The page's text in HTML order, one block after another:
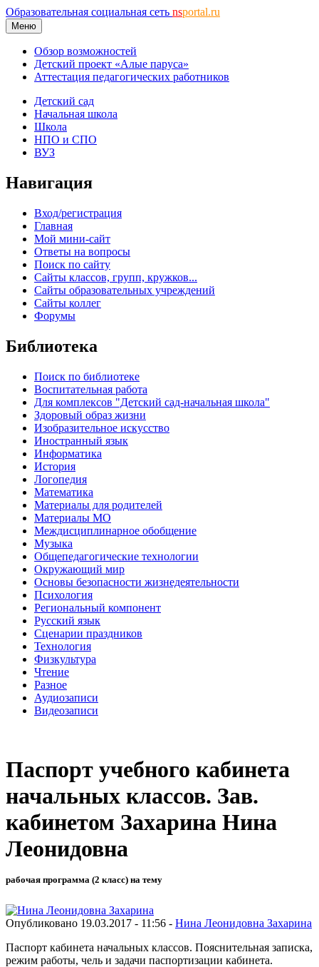
Образовательная социальная сеть nsportal.ru
Меню
Обзор возможностей
Детский проект «Алые паруса»
Аттестация педагогических работников
Детский сад
Начальная школа
Школа
НПО и СПО
ВУЗ
Навигация
Вход/регистрация
Главная
Мой мини-сайт
Ответы на вопросы
Поиск по сайту
Сайты классов, групп, кружков...
Сайты образовательных учреждений
Сайты коллег
Форумы
Библиотека
Поиск по библиотеке
Воспитательная работа
Для комплексов "Детский сад-начальная школа"
Здоровый образ жизни
Изобразительное искусство
Иностранный язык
Информатика
История
Логопедия
Математика
Материалы для родителей
Материалы МО
Междисциплинарное обобщение
Музыка
Общепедагогические технологии
Окружающий мир
Основы безопасности жизнедеятельности
Психология
Региональный компонент
Русский язык
Сценарии праздников
Технология
Физкультура
Чтение
Разное
Аудиозаписи
Видеозаписи
Паспорт учебного кабинета
начальных классов. Зав.
кабинетом Захарина Нина
Леонидовна
рабочая программа (2 класс) на тему
Опубликовано 19.03.2017 - 11:56 - Нина Леонидовна Захарина
Паспорт кабинета начальных классов. Пояснительная записка,
режим работы, чель и задачи паспортизации кабинета.